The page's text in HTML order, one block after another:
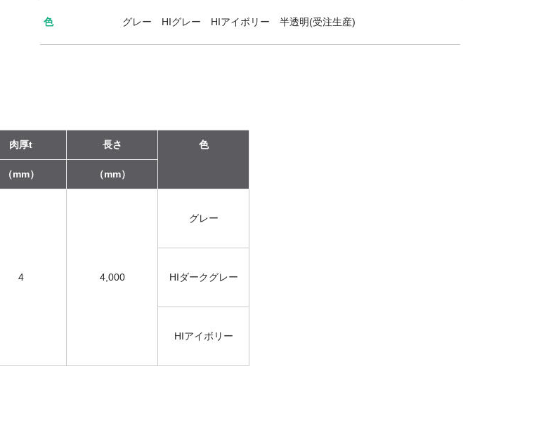
色 グレー HIグレー HIアイボリー 半透明(受注生産)
肉厚t 長さ 色
（mm） （mm）
4 4,000
グレー
HIダークグレー
HIアイボリー